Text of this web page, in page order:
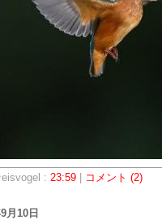
: 23:59| コメント (2)
月10日